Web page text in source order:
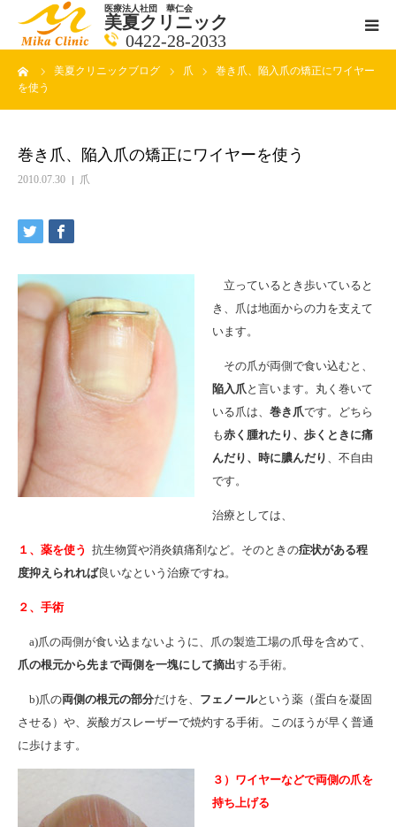
医療法人社団 華仁会
美夏クリニック
0422-28-2033
美夏クリニックブログ 爪
巻き爪、陥入爪の矯正にワイヤー
を使う
巻き爪、陥入爪の矯正にワイヤーを使う
2010.07.30 爪
立っているとき歩いていると
き、爪は地面からの力を支えて
います。
その爪が両側で食い込むと、
陥入爪と言います。丸く巻いて
いる爪は、 巻き爪です。どちら
も赤く腫れたり、歩くときに痛
んだり、時に膿んだり 、不自由
です。
治療としては、
１、薬を使う 抗生物質や消炎鎮痛剤など。そのときの症状がある程
度抑えられれば良いなという治療ですね。
２、手術
a)爪の両側が食い込まないように、爪の製造工場の爪母を含めて、
爪の根元から先まで両側を一塊にして摘出する手術。
b)爪の両側の根元の部分だけを、 フェノールという薬（蛋白を凝固
させる）や、炭酸ガスレーザーで焼灼する手術。このほうが早く普通
に歩けます。
３）ワイヤーなどで両側の爪を
持ち上げる
医師紹介
クリニックの紹介
アクセス
メールで相談
ブログ一覧ページ
料金一覧 new